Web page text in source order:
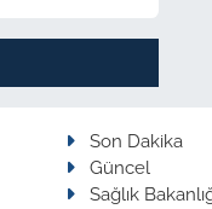
Son Dakika
Güncel
Sağlık